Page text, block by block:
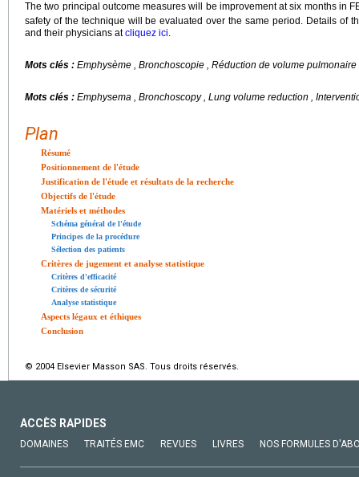
The two principal outcome measures will be improvement at six months in
safety of the technique will be evaluated over the same period. Details of
and their physicians atcliquez ici.
Mots clés : Emphysème , Bronchoscopie , Réduction de volume
Mots clés : Emphysema , Bronchoscopy , Lung volume reduction ,
Plan
Résumé
Positionnement de l'étude
Justification de l'étude et résultats de la recherche
Objectifs de l'étude
Matériels et méthodes
Schéma général de l'étude
Principes de la procédure
Sélection des patients
Critères de jugement et analyse statistique
Critères d'efficacité
Critères de sécurité
Analyse statistique
Aspects légaux et éthiques
Conclusion
© 2004 Elsevier Masson SAS. Tous droits réservés.
ACCÈS RAPIDES
DOMAINES TRAITÉS EMC REVUES LIVRES NOS FORMULES